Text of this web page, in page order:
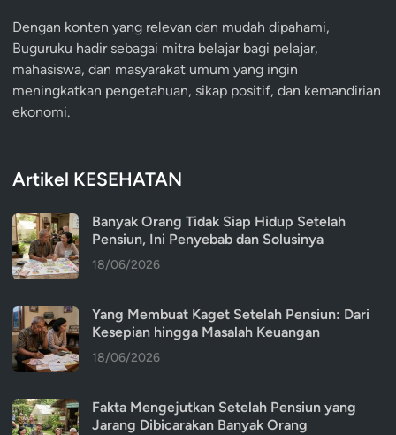
Dengan konten yang relevan dan mudah dipahami,
Buguruku hadir sebagai mitra belajar bagi pelajar,
mahasiswa, dan masyarakat umum yang ingin
meningkatkan pengetahuan, sikap positif, dan kemandirian
ekonomi.
Artikel KESEHATAN
Banyak Orang Tidak Siap Hidup Setelah
Pensiun, Ini Penyebab dan Solusinya
18/06/2026
Yang Membuat Kaget Setelah Pensiun: Dari
Kesepian hingga Masalah Keuangan
18/06/2026
Fakta Mengejutkan Setelah Pensiun yang
Jarang Dibicarakan Banyak Orang